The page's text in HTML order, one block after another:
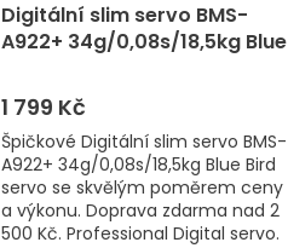
Digitální slim servo BMS-
A922+ 34g/0,08s/18,5kg Blue
1 799 Kč
Špičkové Digitální slim servo BMS-
A922+ 34g/0,08s/18,5kg Blue Bird
servo se skvělým poměrem ceny
a výkonu. Doprava zdarma nad 2
500 Kč. Professional Digital servo.